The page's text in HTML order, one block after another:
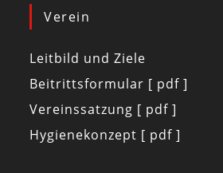
Verein
Leitbild und Ziele
Beitrittsformular [ pdf ]
Vereinssatzung [ pdf ]
Hygienekonzept [ pdf ]